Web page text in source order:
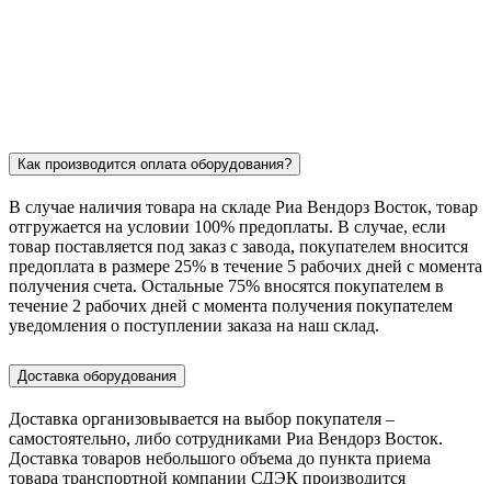
Как производится оплата оборудования?
В случае наличия товара на складе Риа Вендорз Восток, товар
отгружается на условии 100% предоплаты. В случае, если
товар поставляется под заказ c завода, покупателем вносится
предоплата в размере 25% в течение 5 рабочих дней с момента
получения счета. Остальные 75% вносятся покупателем в
течение 2 рабочих дней с момента получения покупателем
уведомления о поступлении заказа на наш склад.
Доставка оборудования
Доставка организовывается на выбор покупателя –
самостоятельно, либо сотрудниками Риа Вендорз Восток.
Доставка товаров небольшого объема до пункта приема
товара транспортной компании СДЭК производится